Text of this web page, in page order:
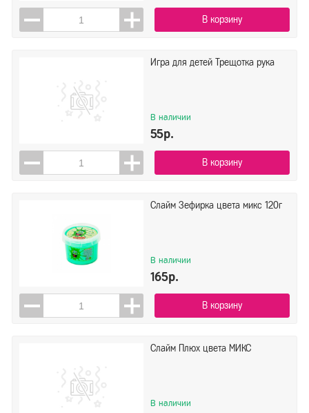
В корзину
Игра для детей Трещотка рука
В наличии
55р.
В корзину
Слайм Зефирка цвета микс 120г
В наличии
165р.
В корзину
Слайм Плюх цвета МИКС
В наличии